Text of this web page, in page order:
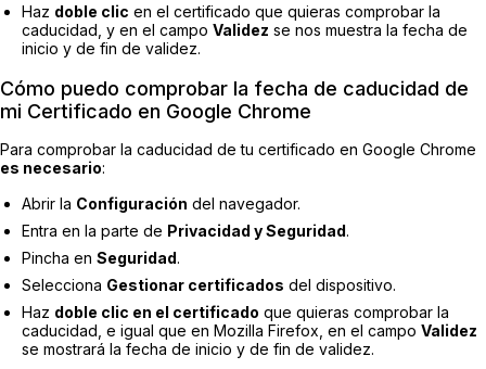
Haz doble clic en el certificado que quieras comprobar la
caducidad, y en el campo Validez se nos muestra la fecha de
inicio y de fin de validez.
Cómo puedo comprobar la fecha de caducidad de
mi Certificado en Google Chrome
Para comprobar la caducidad de tu certificado en Google Chrome
es necesario:
Abrir la Configuración del navegador.
Entra en la parte de Privacidad y Seguridad.
Pincha en Seguridad.
Selecciona Gestionar certificados del dispositivo.
Haz doble clic en el certificado que quieras comprobar la
caducidad, e igual que en Mozilla Firefox, en el campo Validez
se mostrará la fecha de inicio y de fin de validez.